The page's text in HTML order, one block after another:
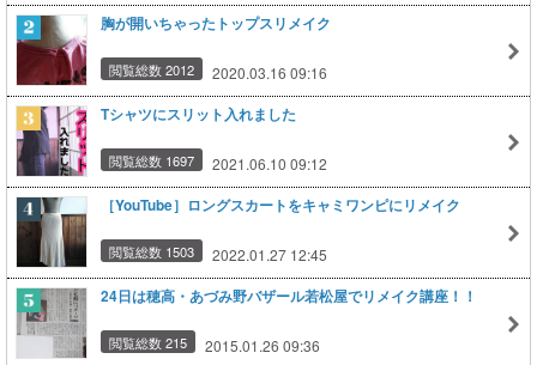
胸が開いちゃったトップスリメイク
閲覧総数 2012 2020.03.16 09:16
Tシャツにスリット入れました
閲覧総数 1697 2021.06.10 09:12
［YouTube］ロングスカートをキャミワンピにリメイク
閲覧総数 1503 2022.01.27 12:45
24日は穂高・あづみ野バザール若松屋でリメイク講座！！
閲覧総数 215 2015.01.26 09:36